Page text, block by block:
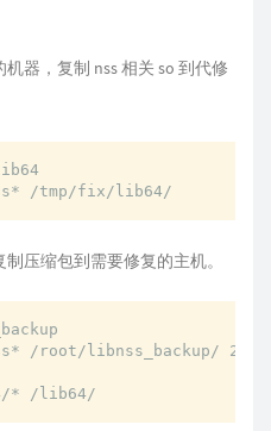
器，复制 nss 相关 so 到代修
/tmp/fix/lib64/
压缩包到需要修复的主机。
/root/libnss_backup/ 2>/
* /lib64/